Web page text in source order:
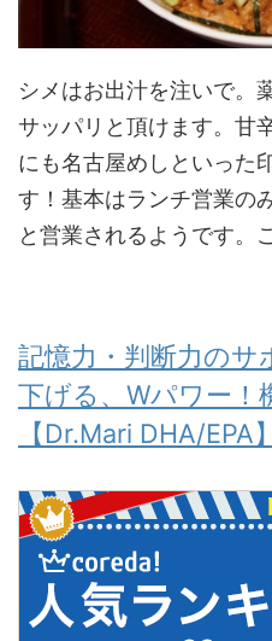
シメはお出汁を注いで。
サッパリと頂けます。甘
にも名古屋めしといった
す！基本はランチ営業の
と営業されるようです。
記憶力・判断力のサ
下げる、Wパワー！
【Dr.Mari DHA/EPA】